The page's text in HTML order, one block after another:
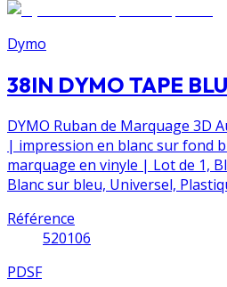
Dymo
38IN DYMO TAPE
DYMO Ruban de Marquage 3D
| impression en blanc sur fond
marquage en vinyle | Lot de 1,
Blanc sur bleu, Universel,
Référence
520106
PDSF